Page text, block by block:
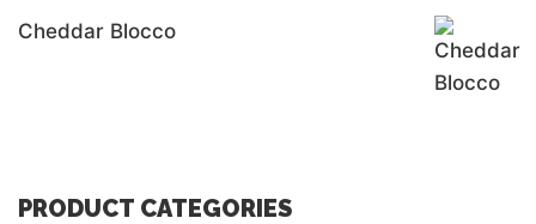
Cheddar Blocco
PRODUCT CATEGORIES